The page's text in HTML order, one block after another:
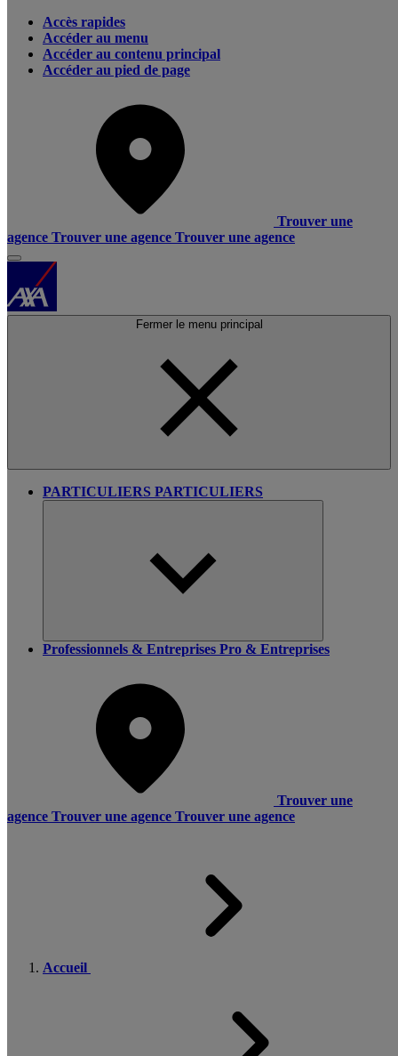
Accès rapides
Accéder au menu
Accéder au contenu principal
Accéder au pied de page
Trouver une
agence Trouver une agence Trouver une agence
Fermer le menu principal
PARTICULIERS PARTICULIERS
Professionnels & Entreprises Pro & Entreprises
Trouver une
agence Trouver une agence Trouver une agence
Accueil